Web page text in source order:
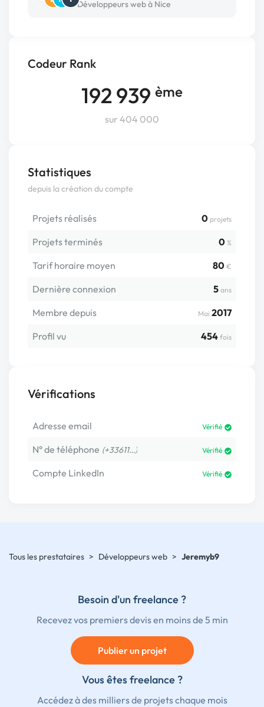
Codeur Rank
192 939 ème
sur 404 000
Statistiques
depuis la création du compte
Projets réalisés 0 projets
Projets terminés 0 %
Tarif horaire moyen 80 €
Dernière connexion 5 ans
Membre depuis Mai 2017
Profil vu
454 fois
Vérifications
Adresse email Vérifié
N° de téléphone (+33611…) Vérifié
Compte LinkedIn Vérifié
Développeurs web à Nice
Tous les prestataires > Développeurs web > Jeremyb9
Besoin d'un freelance ?
Recevez vos premiers devis en moins de 5 min
Publier un projet
Vous êtes freelance ?
Accédez à des milliers de projets chaque mois